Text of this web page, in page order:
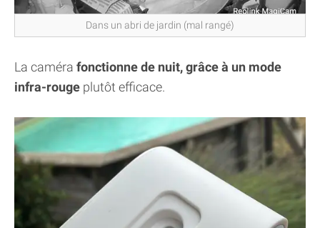
Dans un abri de jardin (mal rangé)
La caméra fonctionne de nuit, grâce à un mode
infra-rouge plutôt efficace.